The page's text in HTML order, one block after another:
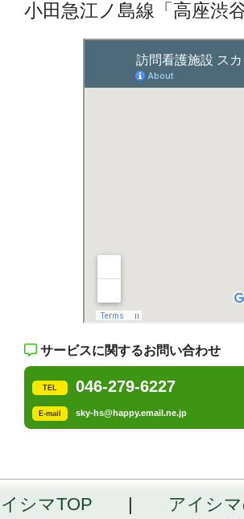
小田急江ノ島線「高座渋
サービスに関するお問い合わせ
TEL 046-279-6227
E-mail sky-hs@happy.email.ne.jp
シマTOP | アイシ